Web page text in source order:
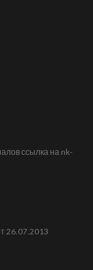
ссылка на nk-
26.07.2013